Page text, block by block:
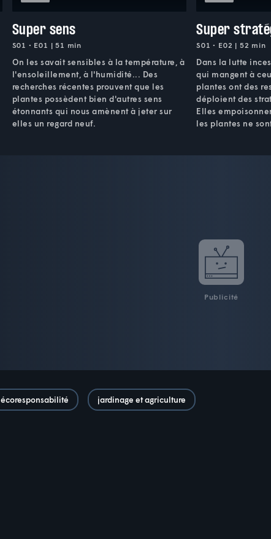
Super sens
S01 • E01 | 51 min
On les savait sensibles à la température, à
l'ensoleillement, à l'humidité... Des
recherches récentes prouvent que les
plantes possèdent bien d'autres sens
étonnants qui nous amènent à jeter sur
elles un regard neuf.
Super
S01 • E02 | 52 min
Dans la lutte
qui mangent à
plantes ont des
déploient des
Elles
les plantes ne
Publicité
écoresponsabilité jardinage et agriculture